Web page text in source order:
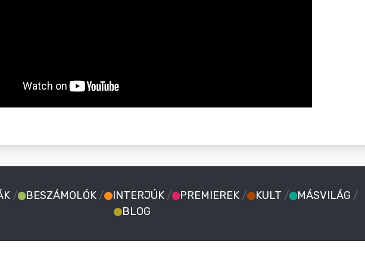
/ BESZÁMOLÓK / INTERJÚK / PREMIEREK / KULT / MÁSVILÁG /
BLOG